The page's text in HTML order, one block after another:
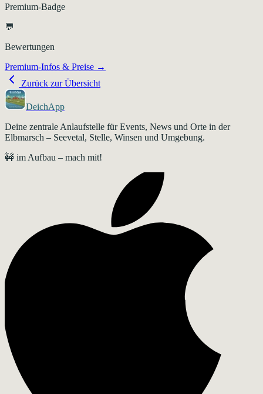
Premium-Badge
💬
Bewertungen
Premium-Infos & Preise →
Zurück zur Übersicht
DeichApp
Deine zentrale Anlaufstelle für Events, News und Orte in der
Elbmarsch – Seevetal, Stelle, Winsen und Umgebung.
🚧 im Aufbau – mach mit!